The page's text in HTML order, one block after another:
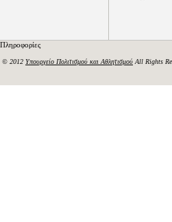
Πληροφορίες
© 2012 Υπουργείο Πολιτισμού και Αθλητισμού All Rights